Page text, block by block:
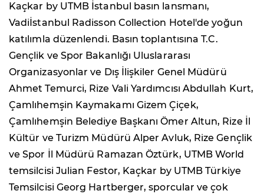
Kaçkar by UTMB İstanbul basın lansmanı,
Vadiİstanbul Radisson Collection Hotel'de yoğun
katılımla düzenlendi. Basın toplantısına T.C.
Gençlik ve Spor Bakanlığı Uluslararası
Organizasyonlar ve Dış İlişkiler Genel Müdürü
Ahmet Temurci, Rize Vali Yardımcısı Abdullah Kurt,
Çamlıhemşin Kaymakamı Gizem Çiçek,
Çamlıhemşin Belediye Başkanı Ömer Altun, Rize İl
Kültür ve Turizm Müdürü Alper Avluk, Rize Gençlik
ve Spor İl Müdürü Ramazan Öztürk, UTMB World
temsilcisi Julian Festor, Kaçkar by UTMB Türkiye
Temsilcisi Georg Hartberger, sporcular ve çok